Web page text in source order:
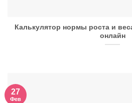
Калькулятор нормы роста и
онлайн
27
Фев